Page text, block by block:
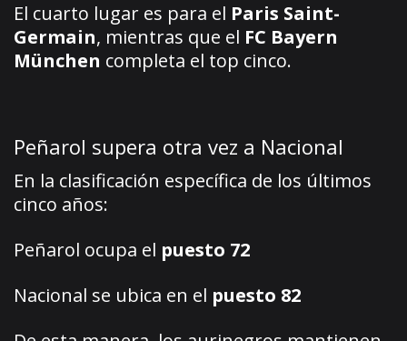
El cuarto lugar es para el Paris Saint-
Germain, mientras que el FC Bayern
München completa el top cinco.
Peñarol supera otra vez a Nacional
En la clasificación específica de los últimos
cinco años:
Peñarol ocupa el puesto 72
Nacional se ubica en el puesto 82